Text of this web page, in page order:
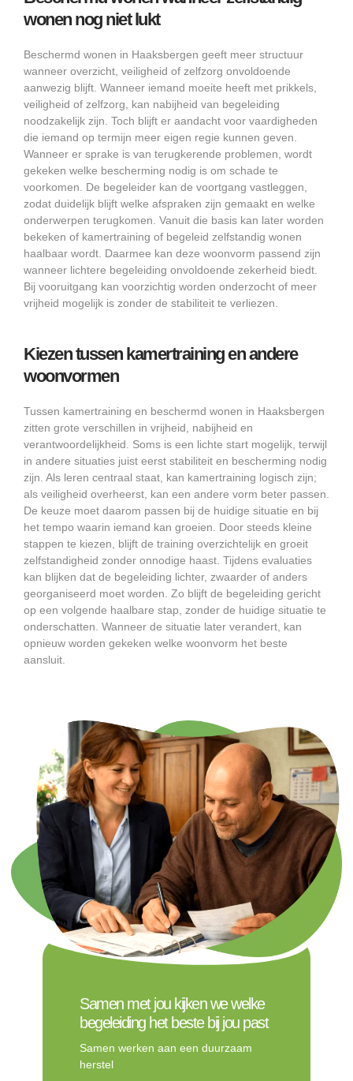
wonen nog niet lukt
Beschermd wonen in Haaksbergen geeft meer structuur
wanneer overzicht, veiligheid of zelfzorg onvoldoende
aanwezig blijft. Wanneer iemand moeite heeft met prikkels,
veiligheid of zelfzorg, kan nabijheid van begeleiding
noodzakelijk zijn. Toch blijft er aandacht voor vaardigheden
die iemand op termijn meer eigen regie kunnen geven.
Wanneer er sprake is van terugkerende problemen, wordt
gekeken welke bescherming nodig is om schade te
voorkomen. De begeleider kan de voortgang vastleggen,
zodat duidelijk blijft welke afspraken zijn gemaakt en welke
onderwerpen terugkomen. Vanuit die basis kan later worden
bekeken of kamertraining of begeleid zelfstandig wonen
haalbaar wordt. Daarmee kan deze woonvorm passend zijn
wanneer lichtere begeleiding onvoldoende zekerheid biedt.
Bij vooruitgang kan voorzichtig worden onderzocht of meer
vrijheid mogelijk is zonder de stabiliteit te verliezen.
Kiezen tussen kamertraining en andere
woonvormen
Tussen kamertraining en beschermd wonen in Haaksbergen
zitten grote verschillen in vrijheid, nabijheid en
verantwoordelijkheid. Soms is een lichte start mogelijk, terwijl
in andere situaties juist eerst stabiliteit en bescherming nodig
zijn. Als leren centraal staat, kan kamertraining logisch zijn;
als veiligheid overheerst, kan een andere vorm beter passen.
De keuze moet daarom passen bij de huidige situatie en bij
het tempo waarin iemand kan groeien. Door steeds kleine
stappen te kiezen, blijft de training overzichtelijk en groeit
zelfstandigheid zonder onnodige haast. Tijdens evaluaties
kan blijken dat de begeleiding lichter, zwaarder of anders
georganiseerd moet worden. Zo blijft de begeleiding gericht
op een volgende haalbare stap, zonder de huidige situatie te
onderschatten. Wanneer de situatie later verandert, kan
opnieuw worden gekeken welke woonvorm het beste
aansluit.
Samen met jou kijken we welke
begeleiding het beste bij jou past
Samen werken aan een duurzaam
herstel